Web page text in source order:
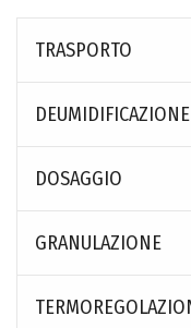
TRASPORTO
DEUMIDIFICAZIONE
DOSAGGIO
GRANULAZIONE